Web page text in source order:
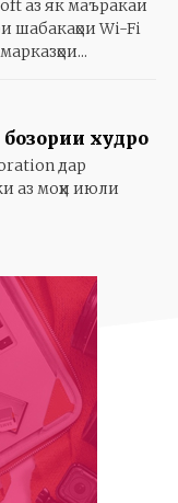
аз як маъракаи
шабакаҳои Wi-Fi
худро
дар
аз моҳи июли